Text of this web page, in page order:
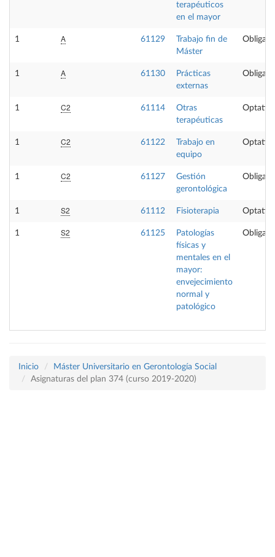
terapéuticos
en el mayor
1 A 61129
Trabajo fin de
Máster
1 A 61130
Prácticas
externas
1 C2 61114
Otras
terapéuticas
Optativa
1 C2 61122
Trabajo en
equipo
Optativa
1 C2 61127
Gestión
gerontológica
1 S2 61112 Fisioterapia Optativa
1 S2 61125
Patologías
físicas y
mentales en el
mayor:
envejecimiento
normal y
patológico
Inicio
Máster Universitario en Gerontología Social
Asignaturas del plan 374 (curso 2019-2020)